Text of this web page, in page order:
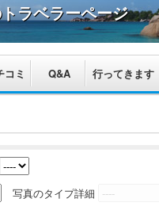
ラベラーページ
コミ Q&A 行ってきます
写真のタイプ詳細